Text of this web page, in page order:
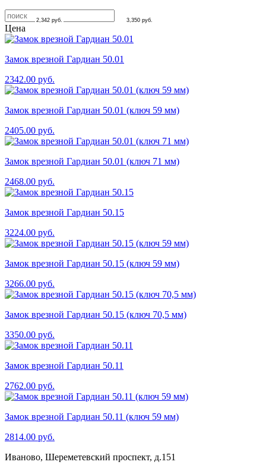
Цена
2,342 руб. 3,350 руб.
Замок врезной Гардиан 50.01
2342.00 руб.
Замок врезной Гардиан 50.01 (ключ 59 мм)
2405.00 руб.
Замок врезной Гардиан 50.01 (ключ 71 мм)
2468.00 руб.
Замок врезной Гардиан 50.15
3224.00 руб.
Замок врезной Гардиан 50.15 (ключ 59 мм)
3266.00 руб.
Замок врезной Гардиан 50.15 (ключ 70,5 мм)
3350.00 руб.
Замок врезной Гардиан 50.11
2762.00 руб.
Замок врезной Гардиан 50.11 (ключ 59 мм)
2814.00 руб.
Иваново, Шереметевский проспект, д.151